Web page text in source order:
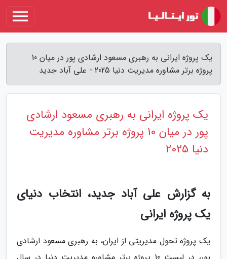
یک پروژه ایرانی به رهبری مسعود ارشادی پور در میان 10
پروژه برتر مشاوره مدیریت دنیا 2025 - علی آباد جدید
یک پروژه ایرانی به رهبری مسعود ارشادی
پور در میان 10 پروژه برتر مشاوره مدیریت
دنیا 2025
به گزارش علی آباد جدید، انتخاب دنیای
یک پروژه ایرانی
یک پروژه تحول مدیریتی از ایران، به رهبری مسعود ارشادی